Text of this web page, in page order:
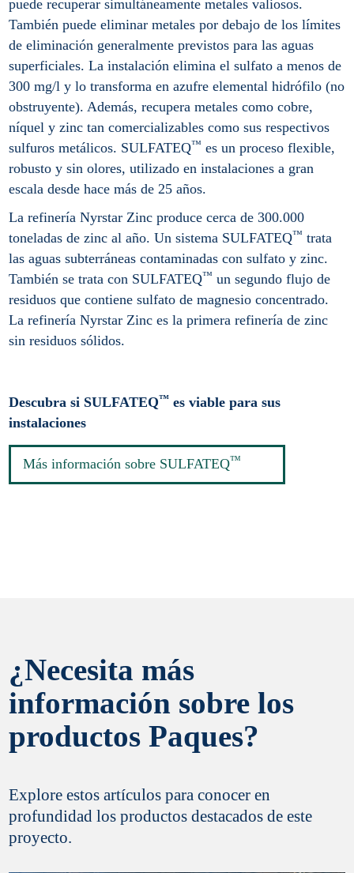
puede recuperar simultáneamente metales valiosos.
También puede eliminar metales por debajo de los límites
de eliminación generalmente previstos para las aguas
superficiales. La instalación elimina el sulfato a menos de
300 mg/l y lo transforma en azufre elemental hidrófilo (no
obstruyente). Además, recupera metales como cobre,
níquel y zinc tan comercializables como sus respectivos
sulfuros metálicos. SULFATEQ™ es un proceso flexible,
robusto y sin olores, utilizado en instalaciones a gran
escala desde hace más de 25 años.
La refinería Nyrstar Zinc produce cerca de 300.000
toneladas de zinc al año. Un sistema SULFATEQ™ trata
las aguas subterráneas contaminadas con sulfato y zinc.
También se trata con SULFATEQ™ un segundo flujo de
residuos que contiene sulfato de magnesio concentrado.
La refinería Nyrstar Zinc es la primera refinería de zinc
sin residuos sólidos.
Descubra si SULFATEQ™ es viable para sus
instalaciones
Más información sobre SULFATEQ™
¿Necesita más
información sobre los
productos Paques?
Explore estos artículos para conocer en
profundidad los productos destacados de este
proyecto.